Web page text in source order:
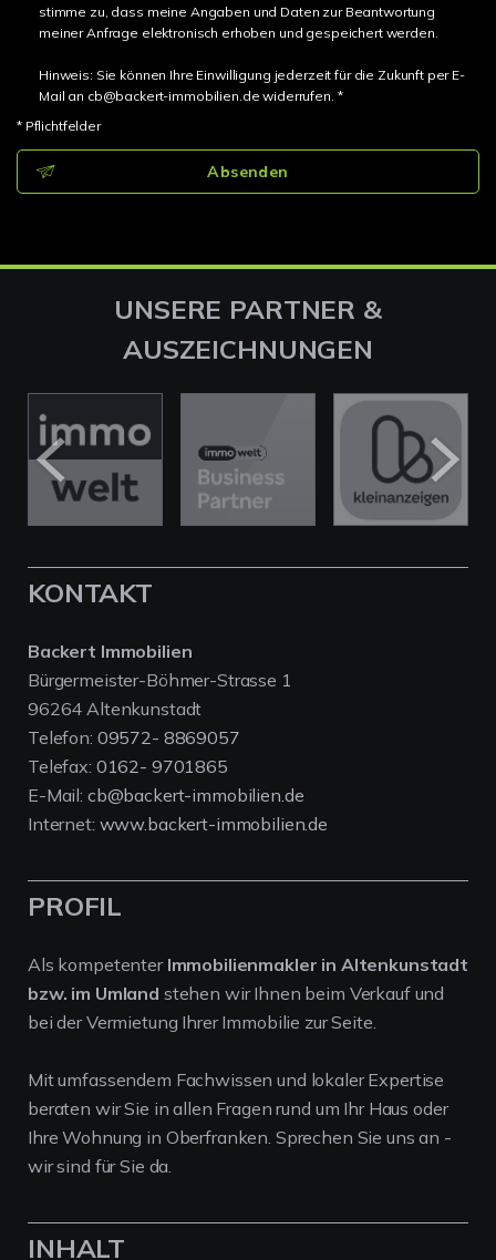
stimme zu, dass meine Angaben und Daten zur Beantwortung
meiner Anfrage elektronisch erhoben und gespeichert werden.
Hinweis: Sie können Ihre Einwilligung jederzeit für die Zukunft per E-
Mail an cb@backert-immobilien.de widerrufen. *
* Pflichtfelder
Absenden
UNSERE PARTNER &
AUSZEICHNUNGEN
KONTAKT
Backert Immobilien
Bürgermeister-Böhmer-Strasse 1
96264 Altenkunstadt
Telefon: 09572- 8869057
Telefax: 0162- 9701865
E-Mail: cb@backert-immobilien.de
Internet: www.backert-immobilien.de
PROFIL
Als kompetenter Immobilienmakler in Altenkunstadt
bzw. im Umland stehen wir Ihnen beim Verkauf und
bei der Vermietung Ihrer Immobilie zur Seite.
Mit umfassendem Fachwissen und lokaler Expertise
beraten wir Sie in allen Fragen rund um Ihr Haus oder
Ihre Wohnung in Oberfranken. Sprechen Sie uns an -
wir sind für Sie da.
INHALT